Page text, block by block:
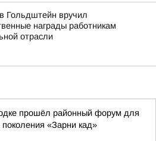
Гольдштейн вручил
награды работникам
отрасли
прошёл районный форум для
поколения «Зарни кад»